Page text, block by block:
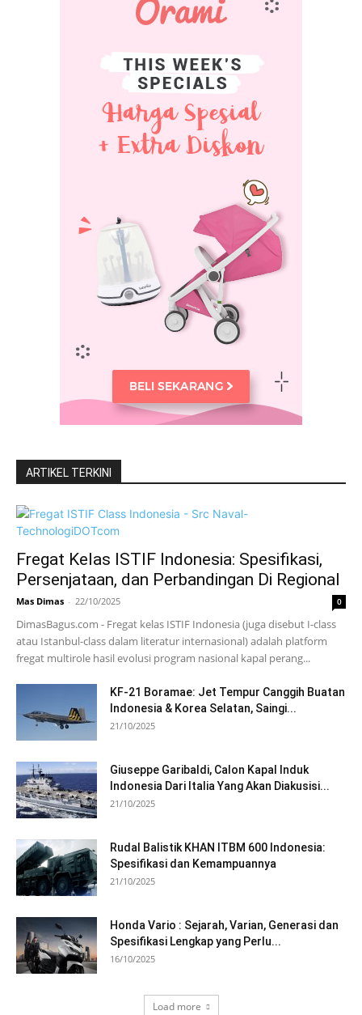
ARTIKEL TERKINI
Fregat Kelas ISTIF Indonesia: Spesifikasi,
Persenjataan, dan Perbandingan Di Regional
Mas Dimas - 22/10/2025 0
DimasBagus.com - Fregat kelas ISTIF Indonesia (juga disebut I-class
atau Istanbul-class dalam literatur internasional) adalah platform
fregat multirole hasil evolusi program nasional kapal perang...
KF-21 Boramae: Jet Tempur Canggih Buatan
Indonesia & Korea Selatan, Saingi...
21/10/2025
Giuseppe Garibaldi, Calon Kapal Induk
Indonesia Dari Italia Yang Akan Diakusisi...
21/10/2025
Rudal Balistik KHAN ITBM 600 Indonesia:
Spesifikasi dan Kemampuannya
21/10/2025
Honda Vario : Sejarah, Varian, Generasi dan
Spesifikasi Lengkap yang Perlu...
16/10/2025
Load more